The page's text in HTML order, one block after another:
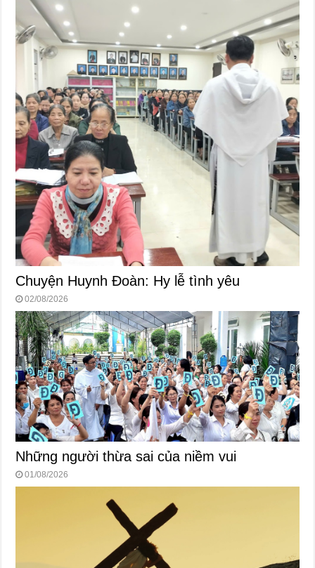
Chuyện Huynh Đoàn: Hy lễ tình yêu
02/08/2026
Những người thừa sai của niềm vui
01/08/2026